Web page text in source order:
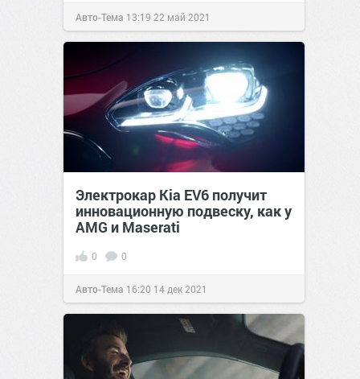
Авто-Тема 13:19 22 май 2021
Электрокар Kia EV6 получит
инновационную подвеску, как у
AMG и Maserati
0 0
Авто-Тема 16:20 14 дек 2021